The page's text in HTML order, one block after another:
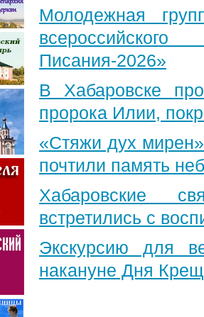
Молодежная
Писания-2026»
В Хабаровске
пророка Илии,
«Стяжи дух
почтили память
Хабаровские
встретились с
Экскурсию для
накануне Дня